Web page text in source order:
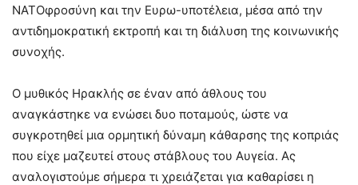
ΝΑΤΟφροσύνη και την Ευρω-υποτέλεια, μέσα από την
αντιδημοκρατική εκτροπή και τη διάλυση της κοινωνικής
συνοχής.
Ο μυθικός Ηρακλής σε έναν από άθλους του
αναγκάστηκε να ενώσει δυο ποταμούς, ώστε να
συγκροτηθεί μια ορμητική δύναμη κάθαρσης της κοπριάς
που είχε μαζευτεί στους στάβλους του Αυγεία. Ας
αναλογιστούμε σήμερα τι χρειάζεται για καθαρίσει η